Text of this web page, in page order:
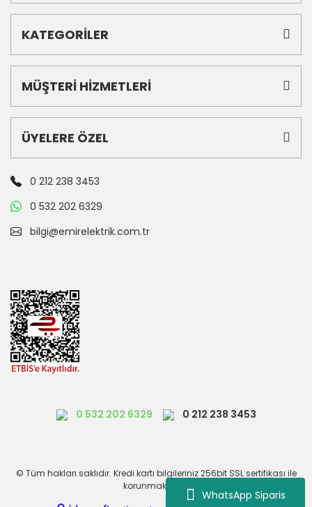
WhatsApp Siparis
KATEGORİLER
MÜŞTERİ HİZMETLERİ
ÜYELERE ÖZEL
0 212 238 3453
0 532 202 6329
bilgi@emirelektrik.com.tr
0 532 202 6329 0 212 238 3453
© Tüm hakları saklıdır. Kredi kartı bilgileriniz 256bit SSL sertifikası ile
korunmaktadır.